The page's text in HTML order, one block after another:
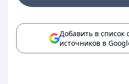
Добавить в список
источников в